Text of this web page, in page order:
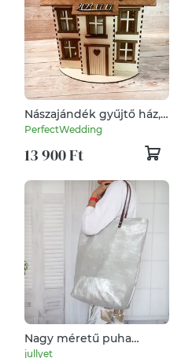
Nászajándék gyűjtő ház,
esküvői pénzgyűjtő ház,
névre szólóan, dátummal
PerfectWedding
13 900 Ft
Nagy méretű puha
marhabőrbőr válltáska
jullyet